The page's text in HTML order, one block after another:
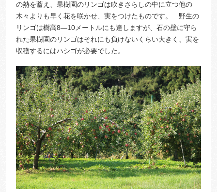
の熱を蓄え、果樹園のリンゴは吹きさらしの中に立つ他の
木々よりも早く花を咲かせ、実をつけたものです。 野生の
リンゴは樹高8―10メートルにも達しますが、石の壁に守ら
れた果樹園のリンゴはそれにも負けないくらい大きく、実を
収穫するにはハシゴが必要でした。